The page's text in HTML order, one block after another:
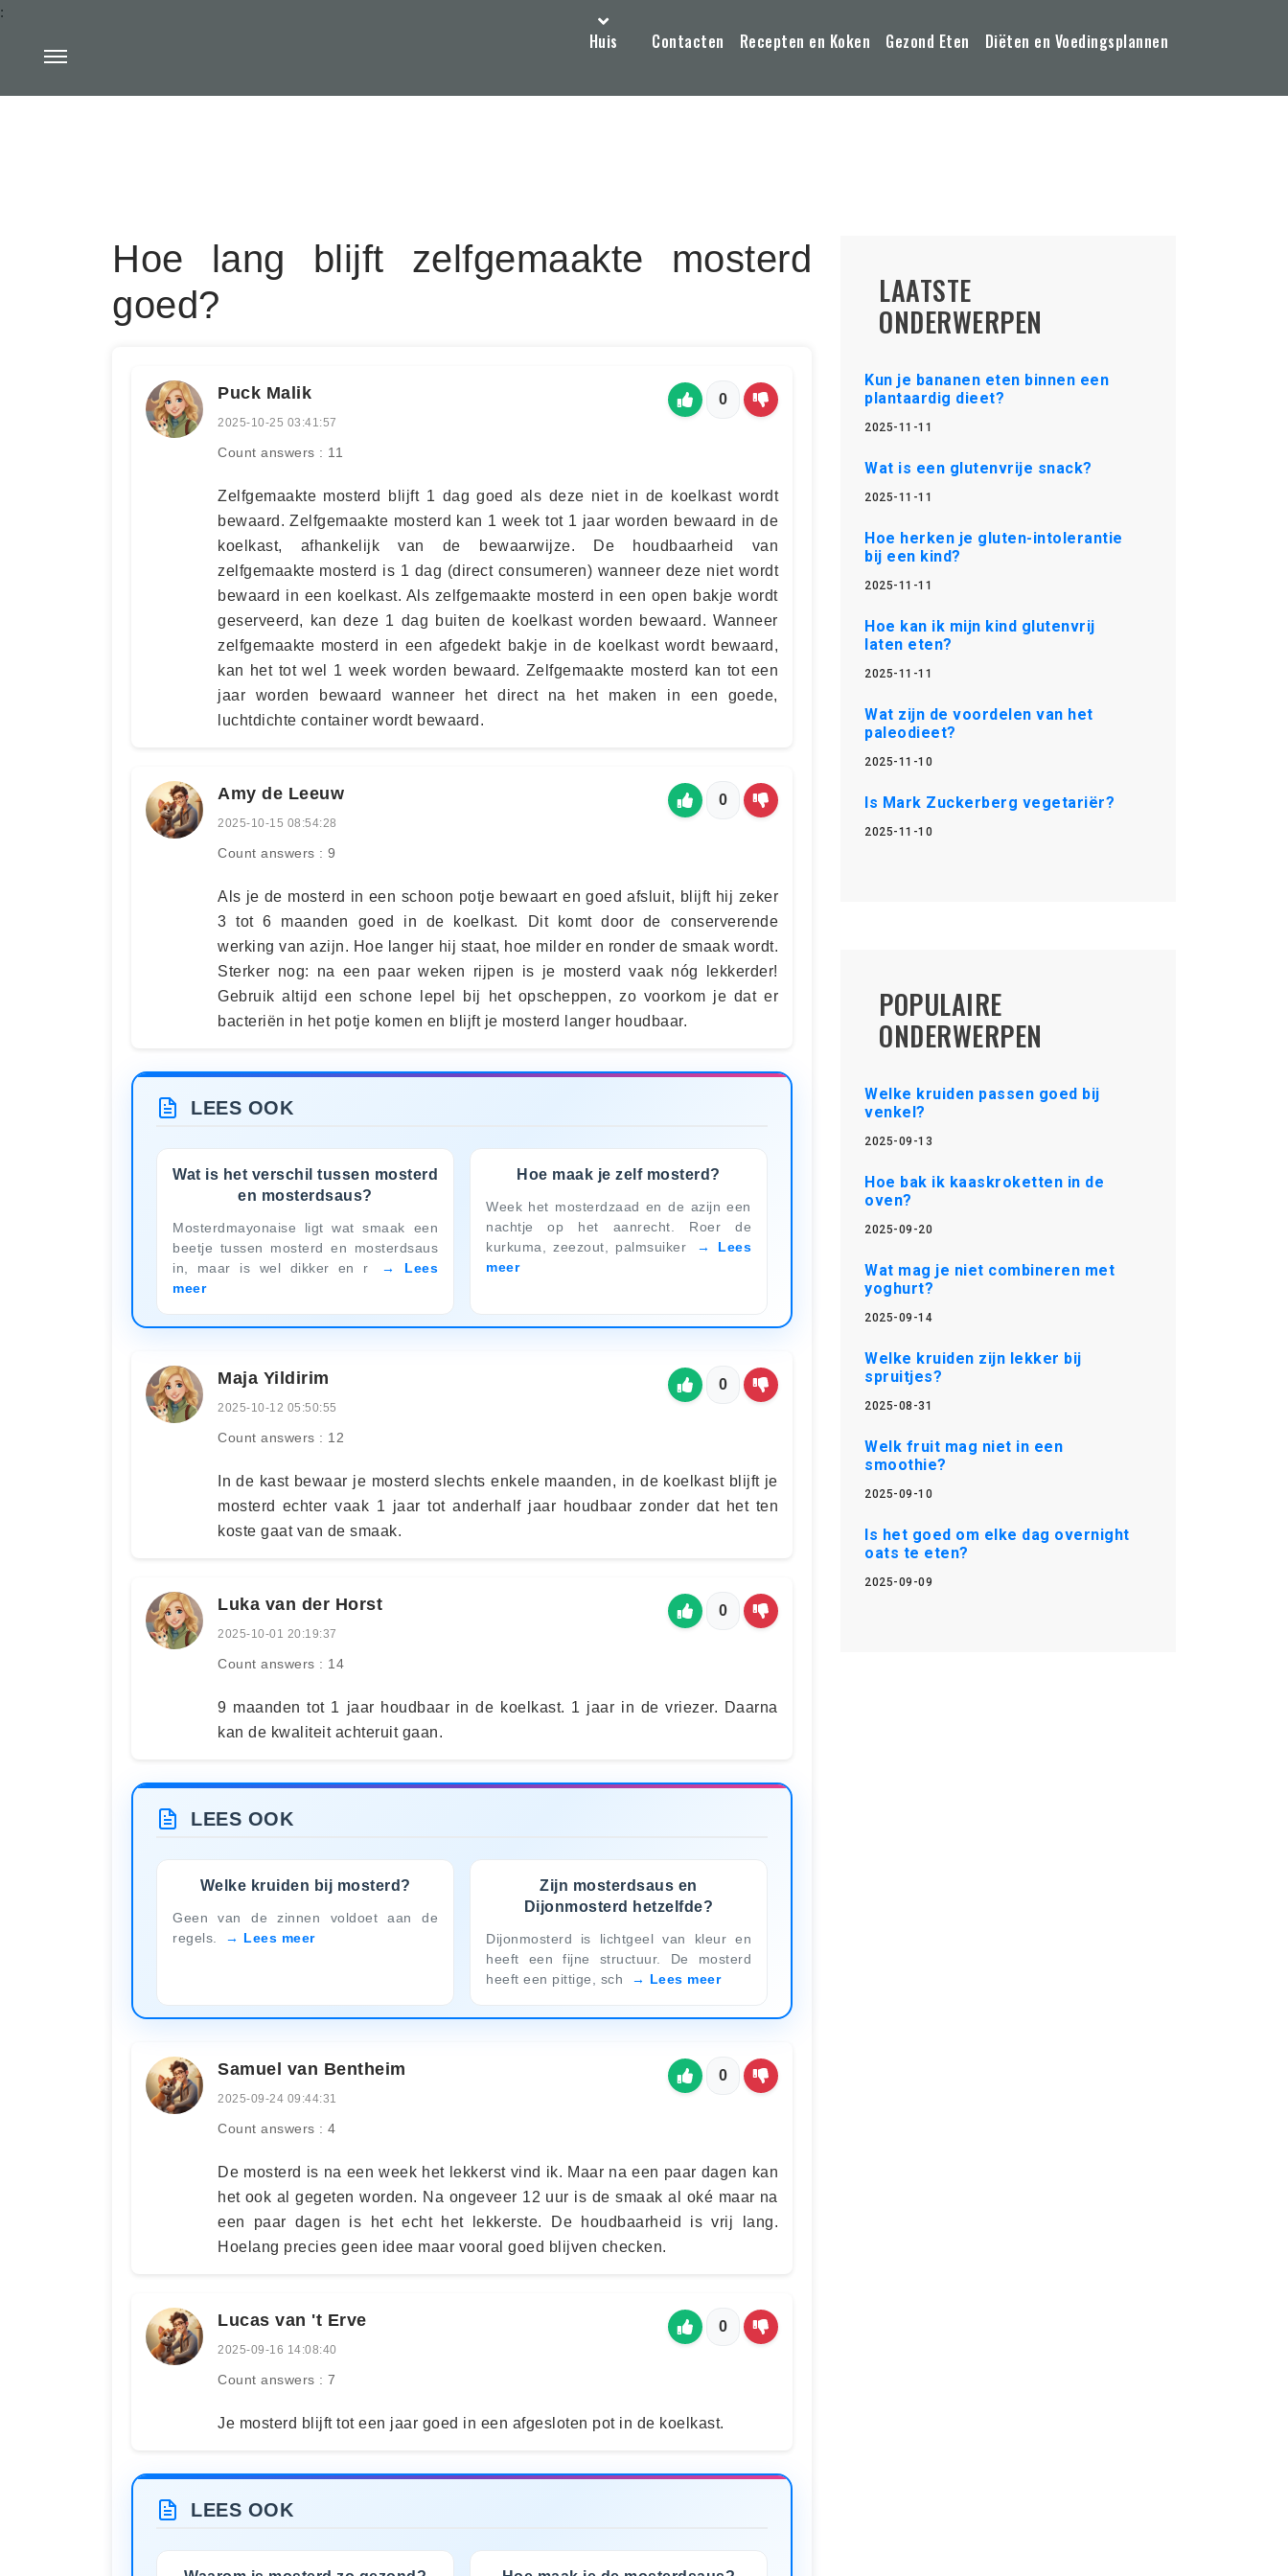
Huis Contacten Recepten en Koken Gezond Eten Diëten en Voedingsplannen
:
Hoe lang blijft zelfgemaakte mosterd
goed?
Puck Malik
2025-10-25 03:41:57
Count answers : 11
0
Zelfgemaakte mosterd blijft 1 dag goed als deze niet in de koelkast wordt
bewaard. Zelfgemaakte mosterd kan 1 week tot 1 jaar worden bewaard in de
koelkast, afhankelijk van de bewaarwijze. De houdbaarheid van
zelfgemaakte mosterd is 1 dag (direct consumeren) wanneer deze niet wordt
bewaard in een koelkast. Als zelfgemaakte mosterd in een open bakje wordt
geserveerd, kan deze 1 dag buiten de koelkast worden bewaard. Wanneer
zelfgemaakte mosterd in een afgedekt bakje in de koelkast wordt bewaard,
kan het tot wel 1 week worden bewaard. Zelfgemaakte mosterd kan tot een
jaar worden bewaard wanneer het direct na het maken in een goede,
luchtdichte container wordt bewaard.
Amy de Leeuw
2025-10-15 08:54:28
Count answers : 9
0
Als je de mosterd in een schoon potje bewaart en goed afsluit, blijft hij zeker
3 tot 6 maanden goed in de koelkast. Dit komt door de conserverende
werking van azijn. Hoe langer hij staat, hoe milder en ronder de smaak wordt.
Sterker nog: na een paar weken rijpen is je mosterd vaak nóg lekkerder!
Gebruik altijd een schone lepel bij het opscheppen, zo voorkom je dat er
bacteriën in het potje komen en blijft je mosterd langer houdbaar.
LEES OOK
Wat is het verschil tussen mosterd
en mosterdsaus?
Mosterdmayonaise ligt wat smaak een
beetje tussen mosterd en mosterdsaus
in, maar is wel dikker en r
Lees
meer
Hoe maak je zelf mosterd?
Week het mosterdzaad en de azijn een
nachtje op het aanrecht. Roer de
kurkuma, zeezout, palmsuiker
Lees
meer
Maja Yildirim
2025-10-12 05:50:55
Count answers : 12
0
In de kast bewaar je mosterd slechts enkele maanden, in de koelkast blijft je
mosterd echter vaak 1 jaar tot anderhalf jaar houdbaar zonder dat het ten
koste gaat van de smaak.
Luka van der Horst
2025-10-01 20:19:37
Count answers : 14
0
9 maanden tot 1 jaar houdbaar in de koelkast. 1 jaar in de vriezer. Daarna
kan de kwaliteit achteruit gaan.
LEES OOK
Welke kruiden bij mosterd?
Geen van de zinnen voldoet aan de
regels.
Lees meer
Zijn mosterdsaus en
Dijonmosterd hetzelfde?
Dijonmosterd is lichtgeel van kleur en
heeft een fijne structuur. De mosterd
heeft een pittige, sch
Lees meer
Samuel van Bentheim
2025-09-24 09:44:31
Count answers : 4
0
De mosterd is na een week het lekkerst vind ik. Maar na een paar dagen kan
het ook al gegeten worden. Na ongeveer 12 uur is de smaak al oké maar na
een paar dagen is het echt het lekkerste. De houdbaarheid is vrij lang.
Hoelang precies geen idee maar vooral goed blijven checken.
Lucas van 't Erve
2025-09-16 14:08:40
Count answers : 7
0
Je mosterd blijft tot een jaar goed in een afgesloten pot in de koelkast.
LEES OOK
LAATSTE
ONDERWERPEN
Kun je bananen eten binnen een
plantaardig dieet?
2025-11-11
Wat is een glutenvrije snack?
2025-11-11
Hoe herken je gluten-intolerantie
bij een kind?
2025-11-11
Hoe kan ik mijn kind glutenvrij
laten eten?
2025-11-11
Wat zijn de voordelen van het
paleodieet?
2025-11-10
Is Mark Zuckerberg vegetariër?
2025-11-10
POPULAIRE
ONDERWERPEN
Welke kruiden passen goed bij
venkel?
2025-09-13
Hoe bak ik kaaskroketten in de
oven?
2025-09-20
Wat mag je niet combineren met
yoghurt?
2025-09-14
Welke kruiden zijn lekker bij
spruitjes?
2025-08-31
Welk fruit mag niet in een
smoothie?
2025-09-10
Is het goed om elke dag overnight
oats te eten?
2025-09-09